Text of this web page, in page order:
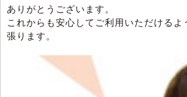
ありがとうございます。
これからも安心してご利用いただけるよ
張ります。